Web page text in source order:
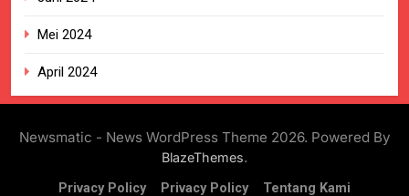
Mei 2024
April 2024
Newsmatic - News WordPress Theme 2026. Powered By
BlazeThemes.
Privacy Policy Privacy Policy Tentang Kami